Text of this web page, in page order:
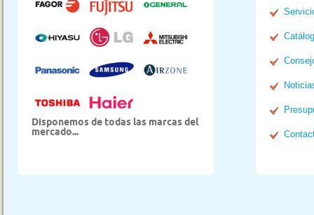
Disponemos de todas las marcas del
mercado...